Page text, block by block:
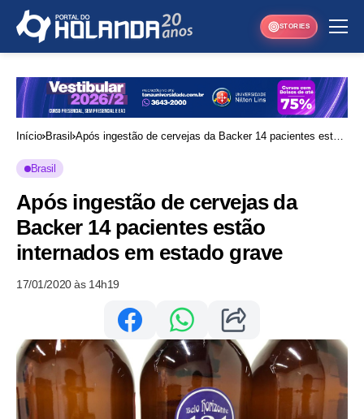
STORIES
Início Brasil Após ingestão de cervejas da Backer 14 pacientes estão
Brasil
Após ingestão de cervejas da
Backer 14 pacientes estão
internados em estado grave
17/01/2020 às 14h19